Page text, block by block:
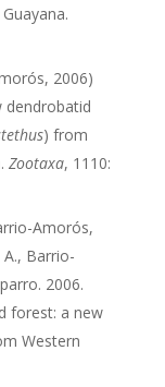
2006)
dendrobatid
) from
Zootaxa, 1110:
Amorós,
Barrio-
2006.
forest: a new
Western